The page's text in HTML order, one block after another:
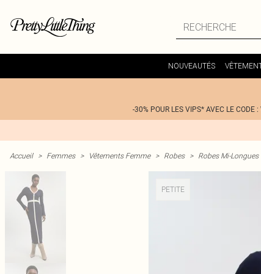
NOUVEAUTÉS
-30% POUR LES VIPS* AVEC LE CODE
Accueil > Femmes > Vêtements Femme > Robes > Robes Mi-Longues
PETITE